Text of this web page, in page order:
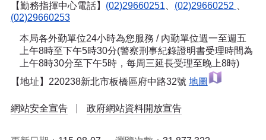
【勤務指揮中心電話】 (02)29660251 (02)29660252
(02)29660253
本局各外勤單位24小時為您服務 / 內勤單位週一至週五
上午8時至下午5時30分(警察刑事紀錄證明書受理時間為
上午8時30分至下午5時，每周三延長受理至晚上8時)
【地址】220238新北市板橋區府中路32號 地圖
網站安全宣告 政府網站資料開放宣告